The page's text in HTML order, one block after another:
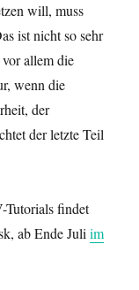
will, muss
ist nicht so sehr
allem die
wenn die
der
der letzte Teil
Tutorials findet
ab Ende Juliim